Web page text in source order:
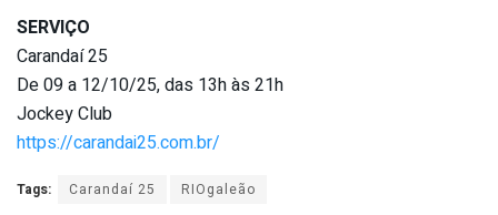
SERVIÇO
Carandaí 25
De 09 a 12/10/25, das 13h às 21h
Jockey Club
https://carandai25.com.br/
Tags: Carandaí 25 RIOgaleão